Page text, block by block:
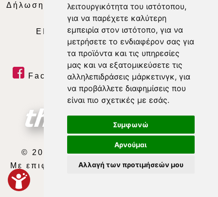
λειτουργικότητα του ιστότοπου,
για να παρέχετε καλύτερη
εμπειρία στον ιστότοπο, για να
μετρήσετε το ενδιαφέρον σας για
τα προϊόντα και τις υπηρεσίες
μας και να εξατομικεύσετε τις
αλληλεπιδράσεις μάρκετινγκ, για
να προβάλλετε διαφημίσεις που
είναι πιο σχετικές με εσάς.
Συμφωνώ
Αρνούμαι
Αλλαγή των προτιμήσεών μου
Δήλωση συμμόρφωσης με τη σύσταση (ΕΕ)
2018/334|Ταυτότητα
ΕΝΗΜΕΡΩΣΗ |WEB TV| LIVE
Facebook| Twitter | Youtube
RSS Feed
© 2026 ΘΕΣΣΑΛΙΑ ΤΗΛΕΟΡΑΣΗ Α.Ε.
Με επιφύλαξη κάθε νόμιμου δικαιώματος.